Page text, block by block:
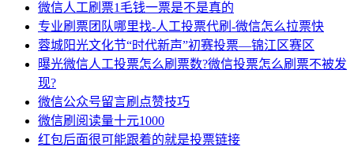
微信人工刷票1毛钱一票是不是真的
专业刷票团队哪里找-人工投票代刷-微信怎么拉票快
蓉城阳光文化节“时代新声”初赛投票—锦江区赛区
曝光微信人工投票怎么刷票数?微信投票怎么刷票不被发
现?
微信公众号留言刷点赞技巧
微信刷阅读量十元1000
红包后面很可能跟着的就是投票链接